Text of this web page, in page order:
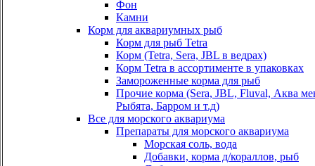
Фон
Камни
Корм для аквариумных рыб
Корм для рыб Tetra
Корм (Tetra, Sera, JBL в ведрах)
Корм Tetra в ассортименте в упаковках
Замороженные корма для рыб
Прочие корма (Sera, JBL, Fluval, Аква
Рыбята, Барром и т.д)
Все для морского аквариума
Препараты для морского аквариума
Морская соль, вода
Добавки, корма д/кораллов, рыб